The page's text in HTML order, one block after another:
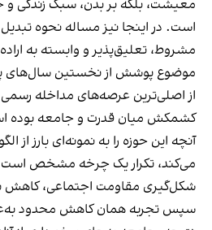
معیشت، بلکه بر بدن، سبک زندگی و
است. در اینجا نیز مساله نحوه
مشروط، تعلیق‌پذیر و وابسته به
موضوع پوشش از نخستین سال‌های پس
از اصلی‌ترین عرصه‌های مداخله
کشمکش میان قدرت و جامعه بوده
آنچه این حوزه را به نمونه‌ای بارز از
می‌کند، تکرار یک چرخه مشخص
شکل‌گیری مقاومت اجتماعی، کاهش
سپس تجربه همان کاهش محدود